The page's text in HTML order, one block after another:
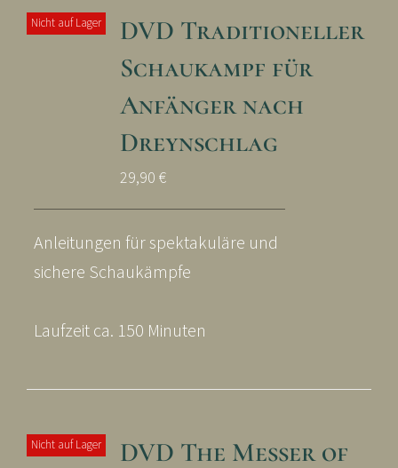
Nicht auf Lager
DVD Traditioneller
Schaukampf für
Anfänger nach
Dreynschlag
29,90 €
Anleitungen für spektakuläre und
sichere Schaukämpfe
Laufzeit ca. 150 Minuten
Nicht auf Lager
DVD The Messer of